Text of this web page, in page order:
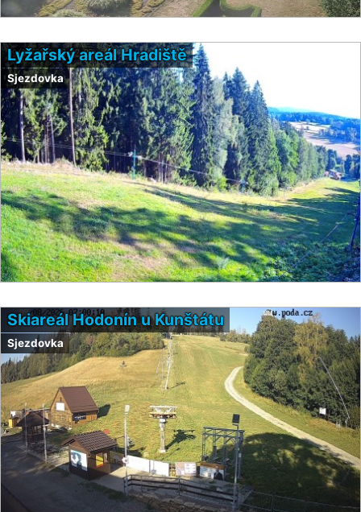
Lyžařský areál Hradiště
Sjezdovka
Skiareál Hodonín u Kunštátu
Sjezdovka